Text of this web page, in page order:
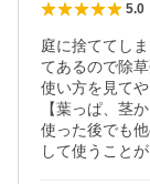
5.0
庭に捨ててし
てあるので除
使い方を見て
【葉っぱ、茎
使った後でも
して使うこと